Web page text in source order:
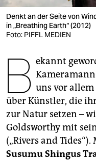
fragen & hilfe
unterstützen
genossenschaft
epaper login
Denkt an der Seite von
in „Breathing Earth“ (2012)
Foto: PIFFL MEDIEN
B ekannt
uns vor
über Künstler, die
zur Natur setzen –
Goldsworthy mit
(„Rivers and Tides“).
Susumu Shingus